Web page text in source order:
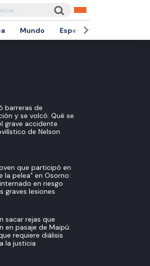
Mundo Espectáculos
barreras de
y se volcó: Qué se
grave accidente
de Nelson
que participó en
la pelea" en Osorno:
en riesgo
graves lesiones
sacar rejas que
en pasaje de Maipú:
requiere diálisis
la justicia